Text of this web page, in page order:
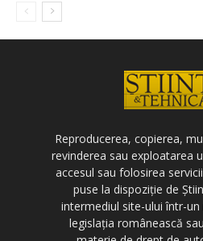
Reproducerea, copierea,
revinderea sau exploatarea
accesul sau folosirea
puse la dispoziție de
intermediul site-ului într-
legislația românească